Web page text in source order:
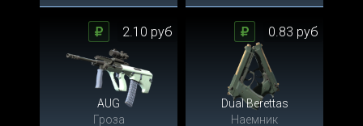
AUG
Гроза
2.10 руб
Dual Berettas
Наемник
0.83 руб